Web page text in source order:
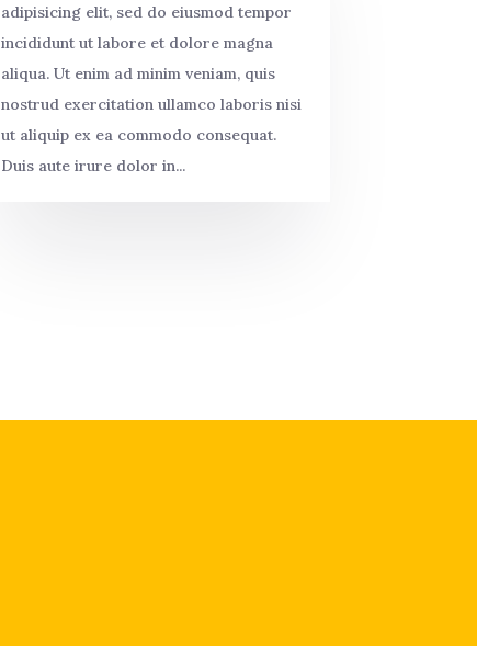
adipisicing elit, sed do eiusmod tempor
incididunt ut labore et dolore magna
aliqua. Ut enim ad minim veniam, quis
nostrud exercitation ullamco laboris nisi
ut aliquip ex ea commodo consequat.
Duis aute irure dolor in...